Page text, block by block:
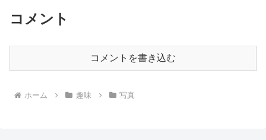
コメント
コメントを書き込む
ホーム 趣味 写真